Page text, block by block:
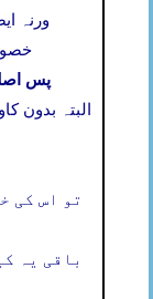
ورنہ
پس
البتہ بدون
تو اس کی
باقی یہ